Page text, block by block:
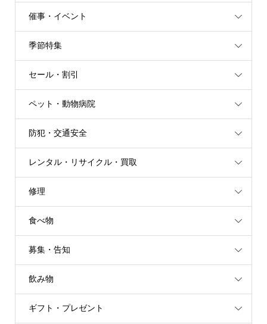
催事・イベント
季節特集
セール・割引
ペット・動物病院
防犯・交通安全
レンタル・リサイクル・買取
修理
食べ物
募集・告知
飲み物
ギフト・プレゼント